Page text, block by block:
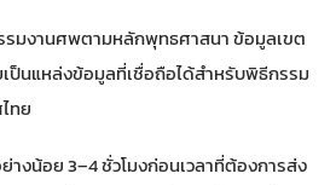
มงานศพตามหลักพุทธศาสนาข้อมูลเขต
เป็นแหล่งข้อมูลที่เชื่อถือได้สำหรับพิธีกรรม
ทย
งน้อย 3–4 ชั่วโมงก่อนเวลาที่ต้องการส่ง